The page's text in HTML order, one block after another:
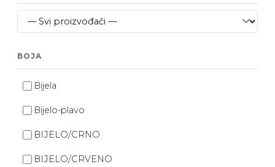
BOJA
Bijela
Bijelo-plavo
BIJELO/CRNO
BIJELO/CRVENO